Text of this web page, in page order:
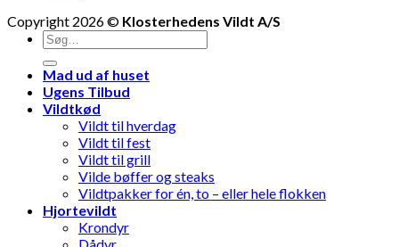
Copyright 2026 © Klosterhedens Vildt A/S
Søg
efter:
Mad ud af huset
Ugens Tilbud
Vildtkød
Vildt til hverdag
Vildt til fest
Vildt til grill
Vilde bøffer og steaks
Vildtpakker for én, to – eller hele flokken
Hjortevildt
Krondyr